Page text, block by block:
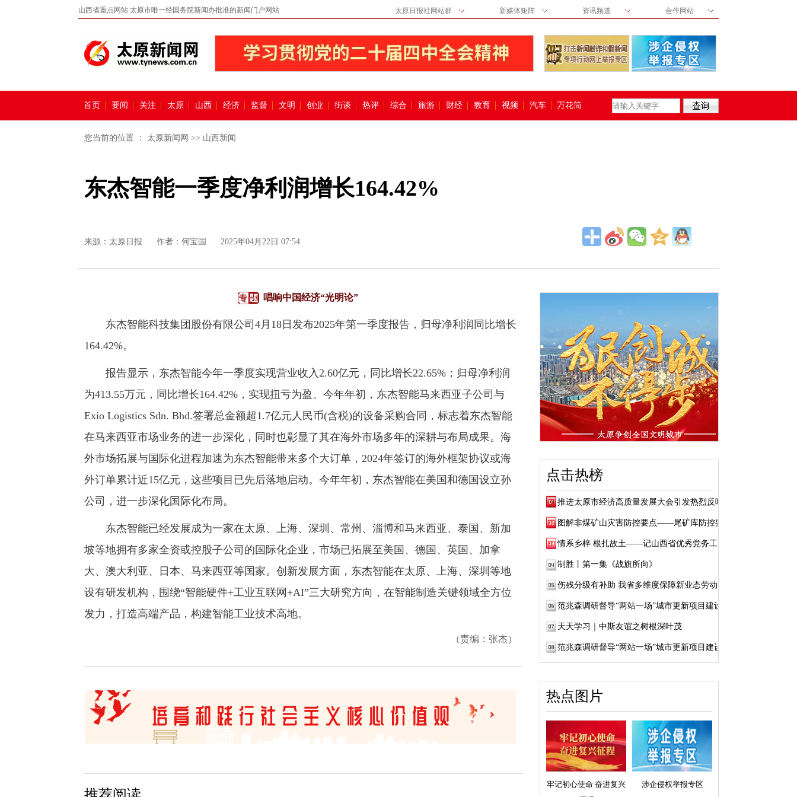
山西省重点网站 太原市唯一经国务院新闻办批准的新闻门户网站 太原日报社网站群 新媒体矩阵 资讯频道 合作网站
首页 要闻 关注 太原 山西 经济 监督 文明 创业 街谈 热评 综合 旅游 财经 教育 视频 汽车 万花筒
您当前的位置 ： 太原新闻网 >> 山西新闻
东杰智能一季度净利润增长164.42%
来源： 太原日报 作者：何宝国 2025年04月22日 07:54
唱响中国经济“光明论”
东杰智能科技集团股份有限公司4月18日发布2025年第一季度报告，归母净利润同比增长
164.42%。
报告显示，东杰智能今年一季度实现营业收入2.60亿元，同比增长22.65%；归母净利润
为413.55万元，同比增长164.42%，实现扭亏为盈。今年年初，东杰智能马来西亚子公司与
Exio Logistics Sdn. Bhd.签署总金额超1.7亿元人民币(含税)的设备采购合同，标志着东杰智能
在马来西亚市场业务的进一步深化，同时也彰显了其在海外市场多年的深耕与布局成果。海
外市场拓展与国际化进程加速为东杰智能带来多个大订单，2024年签订的海外框架协议或海
外订单累计近15亿元，这些项目已先后落地启动。今年年初，东杰智能在美国和德国设立孙
公司，进一步深化国际化布局。
东杰智能已经发展成为一家在太原、上海、深圳、常州、淄博和马来西亚、泰国、新加
坡等地拥有多家全资或控股子公司的国际化企业，市场已拓展至美国、德国、英国、加拿
大、澳大利亚、日本、马来西亚等国家。创新发展方面，东杰智能在太原、上海、深圳等地
设有研发机构，围绕“智能硬件+工业互联网+AI”三大研究方向，在智能制造关键领域全方位
发力，打造高端产品，构建智能工业技术高地。
（责编：张杰）
点击热榜
推进太原市经济高质量发展大会引发热烈反响
图解非煤矿山灾害防控要点——尾矿库防控要点
情系乡梓 根扎故土——记山西省优秀党务工作...
制胜丨第一集《战旗所向》
伤残分级有补助 我省多维度保障新业态劳动者...
范兆森调研督导“两站一场”城市更新项目建设
天天学习｜中斯友谊之树根深叶茂
范兆森调研督导“两站一场”城市更新项目建设
热点图片
牢记初心使命 奋进复兴
涉企侵权举报专区